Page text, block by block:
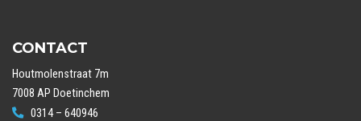
CONTACT
Houtmolenstraat 7m
7008 AP Doetinchem
0314 – 640946